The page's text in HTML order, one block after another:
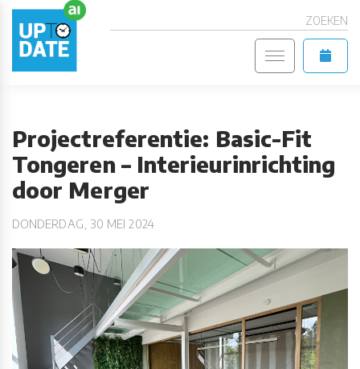
ZOEKEN
Projectreferentie: Basic-Fit
Tongeren – Interieurinrichting
door Merger
DONDERDAG, 30 MEI 2024